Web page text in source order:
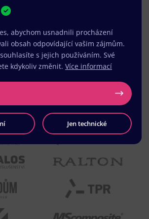
s.r.o.abychom usnadnili procházení
obsah odpovídající vašim zájmům.
s jejich používáním. Své
kdykoliv změnit. Více informací
Jen technické